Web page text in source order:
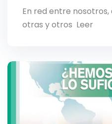
En red entre
otras y otros Leer